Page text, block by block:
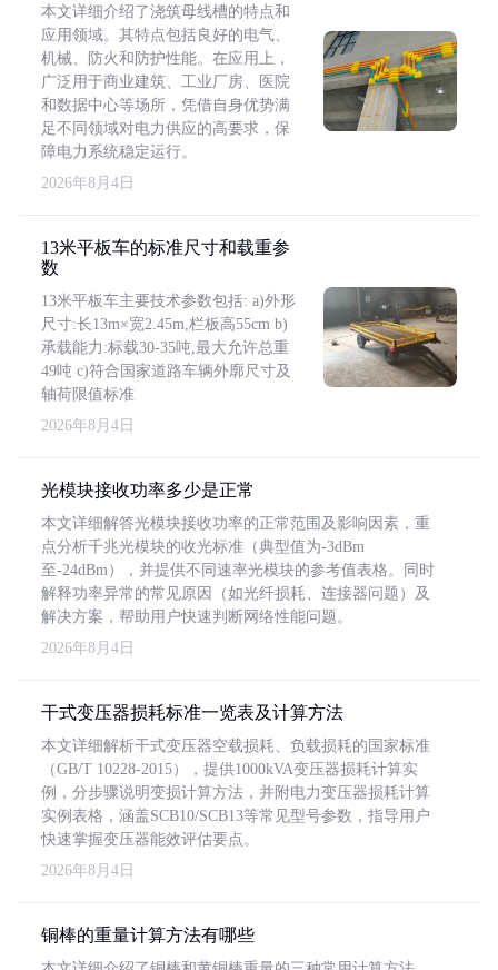
本文详细介绍了浇筑母线槽的特点和
应用领域。其特点包括良好的电气、
机械、防火和防护性能。在应用上，
广泛用于商业建筑、工业厂房、医院
和数据中心等场所，凭借自身优势满
足不同领域对电力供应的高要求，保
障电力系统稳定运行。
2026年8月4日
13米平板车的标准尺寸和载重参
数
13米平板车主要技术参数包括: a)外形
尺寸:长13m×宽2.45m,栏板高55cm b)
承载能力:标载30-35吨,最大允许总重
49吨 c)符合国家道路车辆外廓尺寸及
轴荷限值标准
2026年8月4日
光模块接收功率多少是正常
本文详细解答光模块接收功率的正常范围及影响因素，重
点分析千兆光模块的收光标准（典型值为-3dBm
至-24dBm），并提供不同速率光模块的参考值表格。同时
解释功率异常的常见原因（如光纤损耗、连接器问题）及
解决方案，帮助用户快速判断网络性能问题。
2026年8月4日
干式变压器损耗标准一览表及计算方法
本文详细解析干式变压器空载损耗、负载损耗的国家标准
（GB/T 10228-2015），提供1000kVA变压器损耗计算实
例，分步骤说明变损计算方法，并附电力变压器损耗计算
实例表格，涵盖SCB10/SCB13等常见型号参数，指导用户
快速掌握变压器能效评估要点。
2026年8月4日
铜棒的重量计算方法有哪些